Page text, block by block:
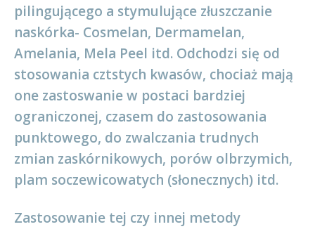
pilingującego a stymulujące złuszczanie
naskórka- Cosmelan, Dermamelan,
Amelania, Mela Peel itd. Odchodzi się od
stosowania cztstych kwasów, chociaż mają
one zastoswanie w postaci bardziej
ograniczonej, czasem do zastosowania
punktowego, do zwalczania trudnych
zmian zaskórnikowych, porów olbrzymich,
plam soczewicowatych (słonecznych) itd.
Zastosowanie tej czy innej metody